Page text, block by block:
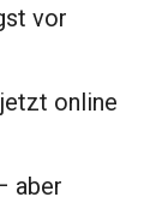
vor
jetzt online
aber